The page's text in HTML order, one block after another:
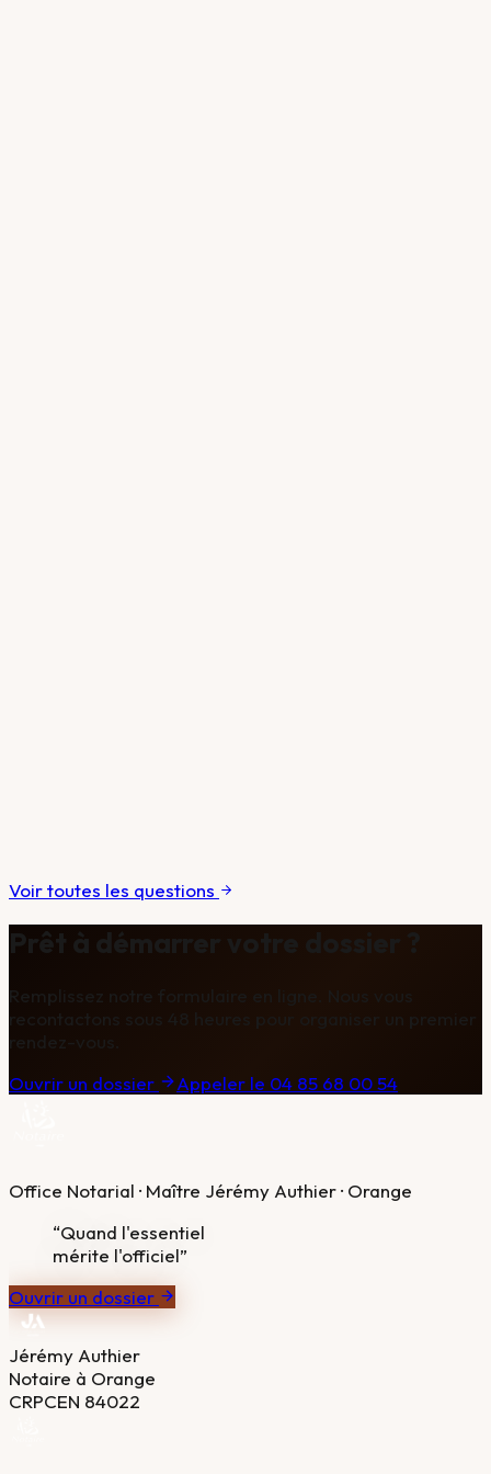
Voir toutes les questions
Prêt à démarrer votre dossier ?
recontactons sous 48 heures pour organiser un premier
Ouvrir un dossier
Appeler le 04 85 68 00 54
Office Notarial · Maître Jérémy Authier · Orange
“Quand l'essentiel
mérite l'officiel”
Ouvrir un dossier
Jérémy Authier
Notaire à Orange
CRPCEN 84022